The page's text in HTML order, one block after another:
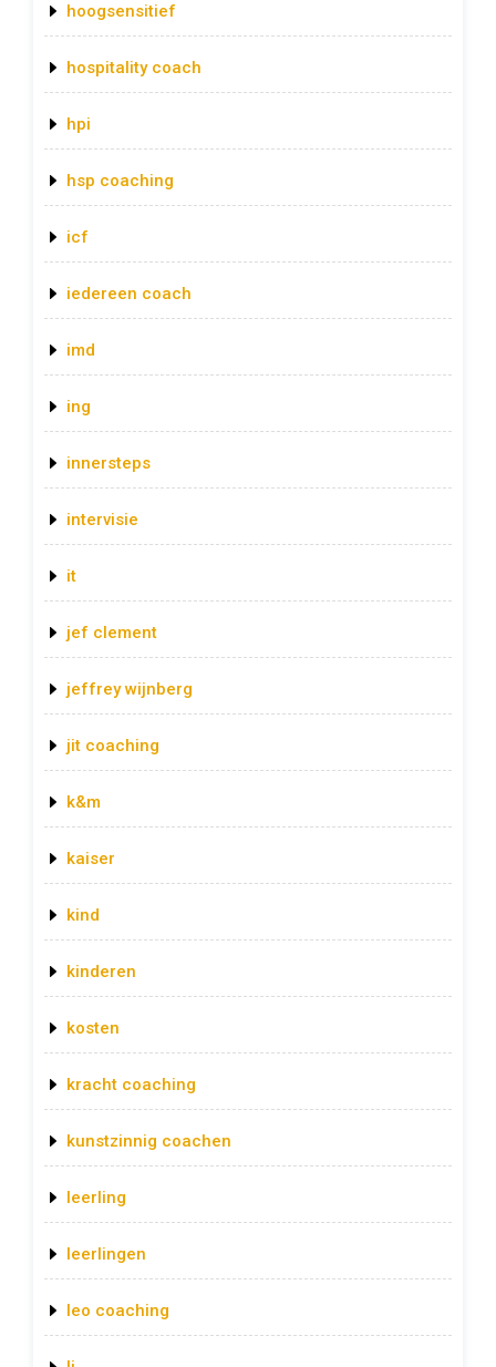
hoogsensitief
hospitality coach
hpi
hsp coaching
icf
iedereen coach
imd
ing
innersteps
intervisie
it
jef clement
jeffrey wijnberg
jit coaching
k&m
kaiser
kind
kinderen
kosten
kracht coaching
kunstzinnig coachen
leerling
leerlingen
leo coaching